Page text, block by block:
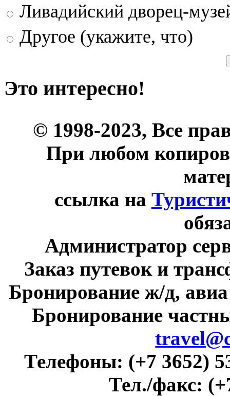
Ливадийский дворец-
Другое (укажите, что)
Это интересно!
© 1998-2023, Все
При любом
ссылка на
Администратор
Заказ путевок и
Бронирование ж/д,
Бронирование
Телефоны: (+7 3652)
Тел./факс: